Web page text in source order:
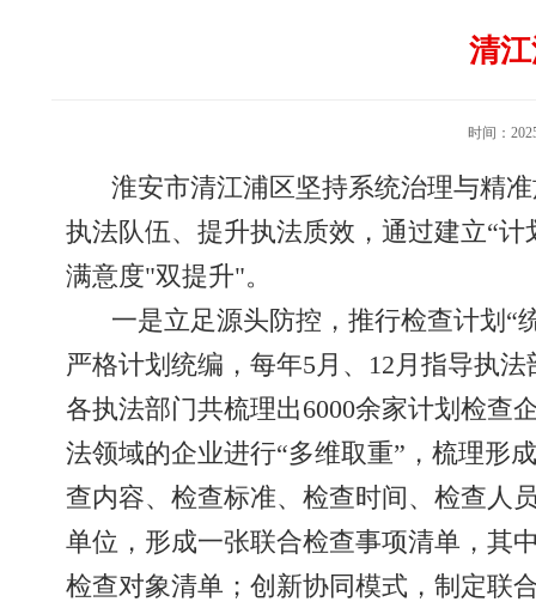
清
时间：
淮安市清江浦区坚持系统治理与精
执法队伍、提升执法质效，通过建立“
满意度"双提升"。
一是立足源头防控，推行检查计划“
严格计划统编，每年5月、12月指导执
各执法部门共梳理出6000余家计划检查
法领域的企业进行“多维取重”，梳理形
查内容、检查标准、检查时间、检查人
单位，形成一张联合检查事项清单，其
检查对象清单；创新协同模式，制定联